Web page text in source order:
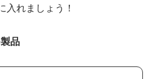
入れましょう！
品